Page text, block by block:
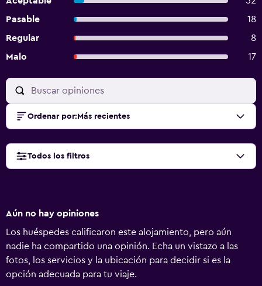
Pasable
18
Regular
8
Malo
17
Ordenar por: Más recientes
Todos los filtros
Aún no hay opiniones
Los huéspedes calificaron este alojamiento, pero aún
nadie ha compartido una opinión. Echa un vistazo a las
fotos, los servicios y la ubicación para decidir si es la
opción adecuada para tu viaje.